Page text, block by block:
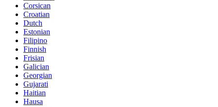
Corsican
Croatian
Dutch
Estonian
Filipino
Finnish
Frisian
Galician
Georgian
Gujarati
Haitian
Hausa